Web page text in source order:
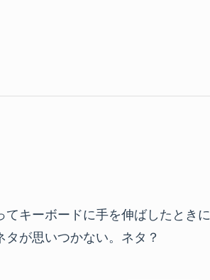
キーボードに手を伸ばしたときに
が思いつかない。ネタ？